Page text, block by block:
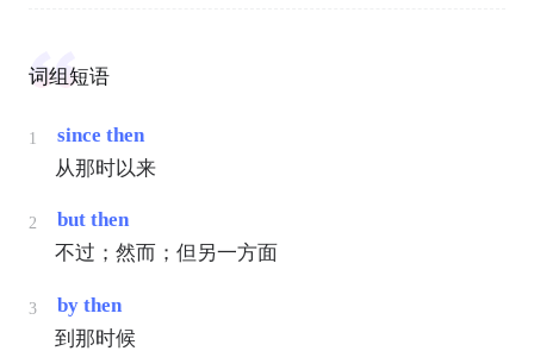
词组短语
1
since then
从那时以来
2
but then
不过；然而；但另一方面
3
by then
到那时候